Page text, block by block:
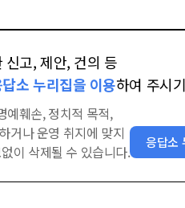
신고, 제안, 건의 등
소 누리집을 이용하여 주시
예훼손, 정치적 목적,
거나 운영 취지에 맞지
이 삭제될 수 있습니다.
응답소